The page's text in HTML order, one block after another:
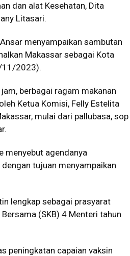
dan alat Kesehatan, Dita
Litasari.
menyampaikan sambutan
Makassar sebagai Kota
11/2023).
berbagai ragam makanan
Ketua Komisi, Felly Estelita
mulai dari pallubasa, sop
menyebut agendanya
tujuan menyampaikan
lengkap sebagai prasyarat
(SKB) 4 Menteri tahun
peningkatan capaian vaksin